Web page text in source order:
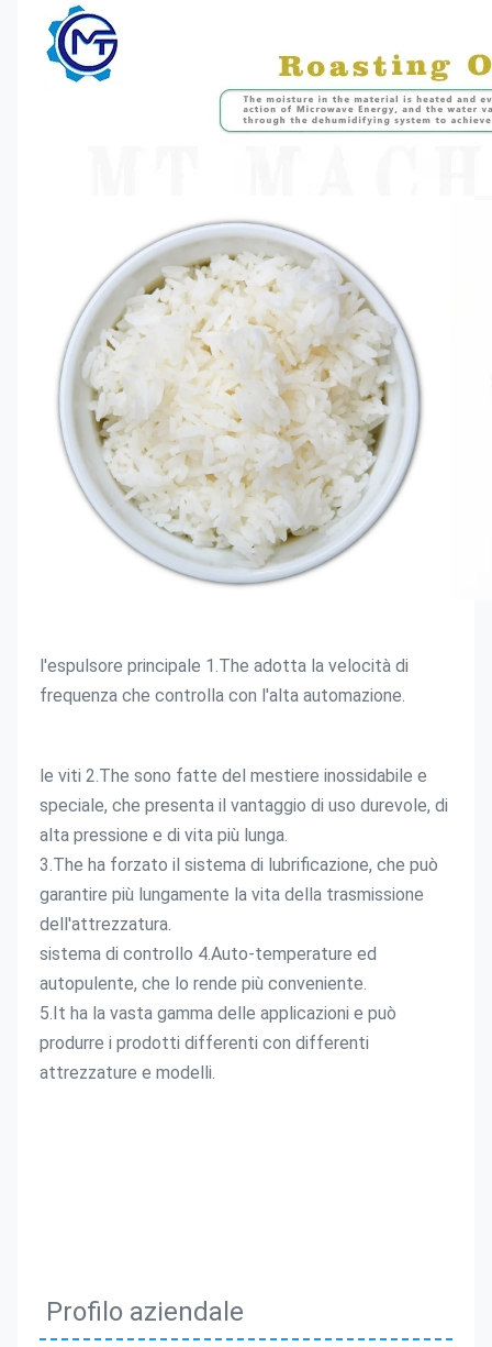
l'espulsore principale 1.The adotta la velocità di
frequenza che controlla con l'alta automazione.
le viti 2.The sono fatte del mestiere inossidabile e
speciale, che presenta il vantaggio di uso durevole, di
alta pressione e di vita più lunga.
3.The ha forzato il sistema di lubrificazione, che può
garantire più lungamente la vita della trasmissione
dell'attrezzatura.
sistema di controllo 4.Auto-temperature ed
autopulente, che lo rende più conveniente.
5.It ha la vasta gamma delle applicazioni e può
produrre i prodotti differenti con differenti
attrezzature e modelli.
Profilo aziendale